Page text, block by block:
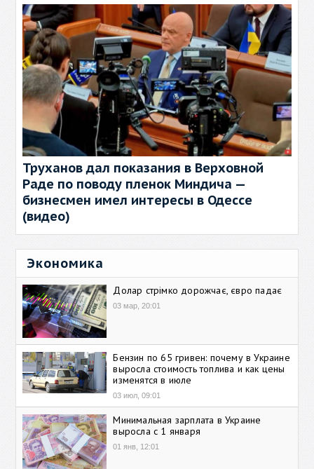
Труханов дал показания в Верховной
Раде по поводу пленок Миндича —
бизнесмен имел интересы в Одессе
(видео)
Экономика
Долар стрімко дорожчає, євро падає
03 мар, 20:01
Бензин по 65 гривен: почему в Украине
выросла стоимость топлива и как цены
изменятся в июле
03 июл, 09:01
Минимальная зарплата в Украине
выросла с 1 января
01 янв, 12:01